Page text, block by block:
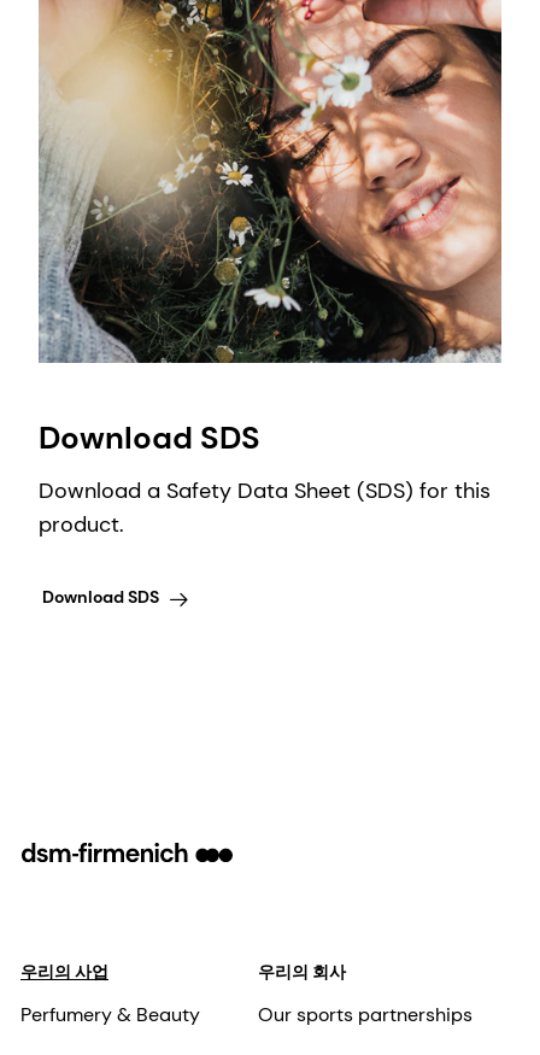
Download SDS
Download a Safety Data Sheet (SDS) for this
product.
Download SDS
우리의 사업
Perfumery & Beauty
우리의 회사
Our sports partnerships